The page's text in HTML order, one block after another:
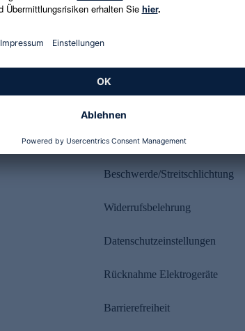
Rechtliches
Beschwerde/Streitschlichtung
Widerrufsbelehrung
Datenschutzeinstellungen
Rücknahme Elektrogeräte
Barrierefreiheit